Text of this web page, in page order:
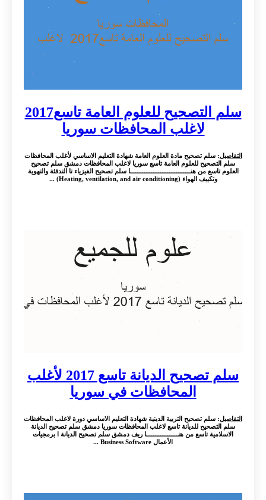
سلم التصحيح للعلوم العامة تاسع2017
لاغلب المحافظات سوريا
التفاصيل: سلم تصحيح مادة العلوم العامة شهادة التعليم الاساسي لأغلب المحافظات
سلم التصحيح للعلوم العامة تاسع سوريا لاغلب المحافظات دمشق سلم تصحيح
العلوم تاسع من هنــــــــــــــــــــــــــــــــــا سلم تصحيح الفيزياء تا التدفئة والتهوية
وتكييف الهواء (Heating, ventilation, and air conditioning) ...
سلم تصحيح الديانة تاسع 2017 لأغلب
المحافظات في سوريا
التفاصيل: سلم تصحيح التربية الدينية شهادة التعليم الاساسي دورة لاغلب المحافظات
سلم التصحيح للديانة تاسع لاغلب المحافظات سوريا دمشق سلم تصحيح الديانة
الاسلامية تاسع من هنــــــــــــــــــا ريف دمشق سلم تصحيح الديانة ا برمجيات
الأعمال Business Software ...